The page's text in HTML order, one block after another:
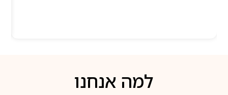
למה אנחנו